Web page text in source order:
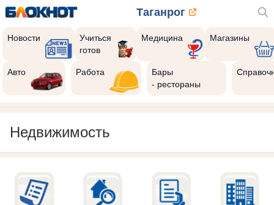
Таганрог
Новости
Учиться
готов
Медицина Магазины
Авто Работа
Бары
- рестораны
Недвижимость